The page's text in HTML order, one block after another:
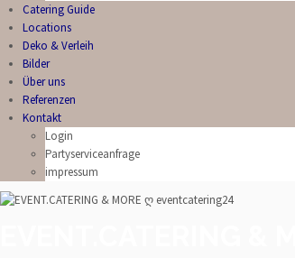
Catering Guide
Locations
Deko & Verleih
Bilder
Über uns
Referenzen
Kontakt
Login
Partyserviceanfrage
impressum